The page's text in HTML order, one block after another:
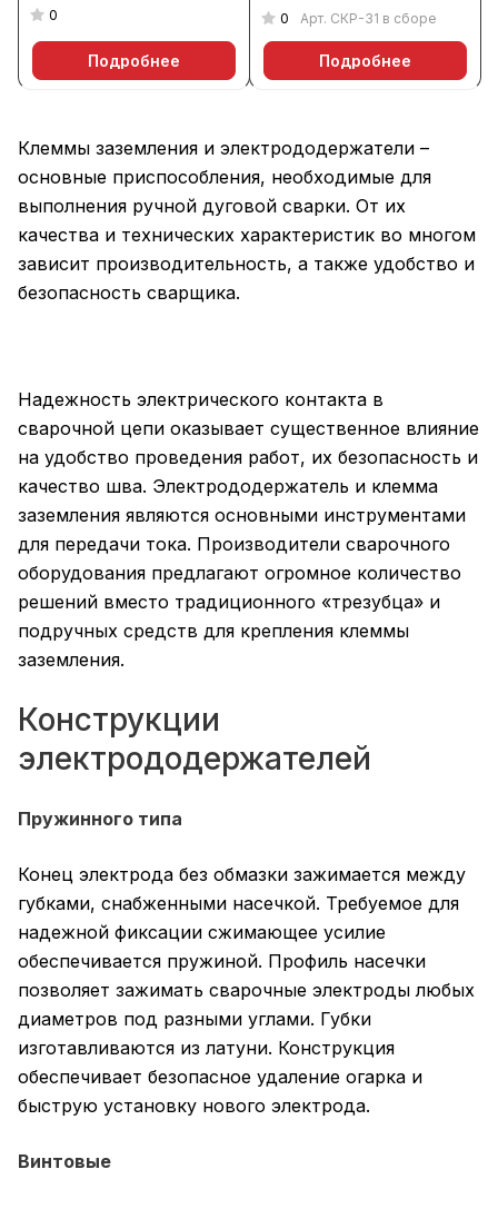
0
Подробнее
до 300 А)
0 Арт. СКР-31 в сборе
Подробнее
Клеммы заземления и электрододержатели –
основные приспособления, необходимые для
выполнения ручной дуговой сварки. От их
качества и технических характеристик во многом
зависит производительность, а также удобство и
безопасность сварщика.
Надежность электрического контакта в
сварочной цепи оказывает существенное влияние
на удобство проведения работ, их безопасность и
качество шва. Электрододержатель и клемма
заземления являются основными инструментами
для передачи тока. Производители сварочного
оборудования предлагают огромное количество
решений вместо традиционного «трезубца» и
подручных средств для крепления клеммы
заземления.
Конструкции
электрододержателей
Пружинного типа
Конец электрода без обмазки зажимается между
губками, снабженными насечкой. Требуемое для
надежной фиксации сжимающее усилие
обеспечивается пружиной. Профиль насечки
позволяет зажимать сварочные электроды любых
диаметров под разными углами. Губки
изготавливаются из латуни. Конструкция
обеспечивает безопасное удаление огарка и
быструю установку нового электрода.
Винтовые